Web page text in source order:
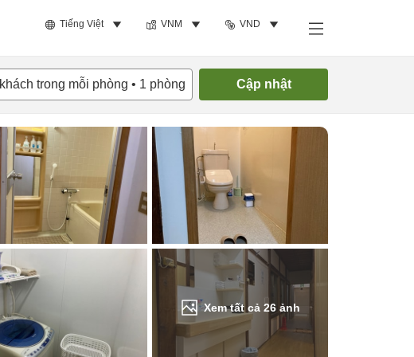
Tiếng Việt VNM VND
khách trong mỗi phòng • 1 phòng Cập nhật
Xem tất cả26 ảnh
Tìm phòng trống